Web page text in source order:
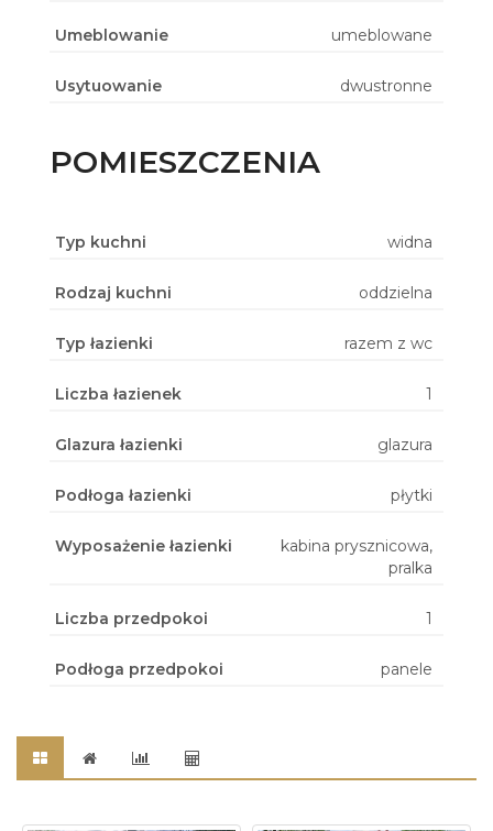
Umeblowanie umeblowane
Usytuowanie dwustronne
POMIESZCZENIA
Typ kuchni widna
Rodzaj kuchni oddzielna
Typ łazienki razem z wc
Liczba łazienek 1
Glazura łazienki glazura
Podłoga łazienki płytki
Wyposażenie łazienki
kabina prysznicowa,
pralka
Liczba przedpokoi 1
Podłoga przedpokoi panele